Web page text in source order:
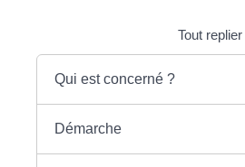
Tout replier
Qui est concerné ?
Démarche